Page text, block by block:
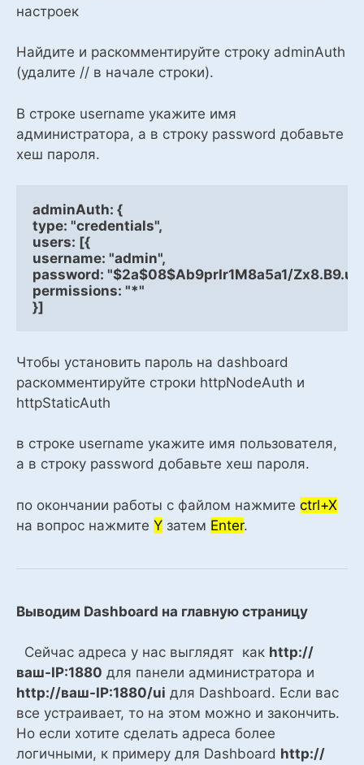
настроек
Найдите и раскомментируйте строку adminAuth
(удалите // в начале строки).
В строке username укажите имя
администратора, а в строку password добавьте
хеш пароля.
adminAuth: {
type: "credentials",
users: [{
username: "admin",
password: "$2a$08$Ab9prIr1M8a5a1/
permissions: "*"
}]
Чтобы установить пароль на dashboard
раскомментируйте строки httpNodeAuth и
httpStaticAuth
в строке username укажите имя пользователя,
а в строку password добавьте хеш пароля.
по окончании работы с файлом нажмите ctrl+X
на вопрос нажмите Y затем Enter.
Выводим Dashboard на главную страницу
Сейчас адреса у нас выглядят как http://
ваш-IP:1880 для панели администратора и
http://ваш-IP:1880/ui для Dashboard. Если вас
все устраивает, то на этом можно и закончить.
Но если хотите сделать адреса более
логичными, к примеру для Dashboard http://